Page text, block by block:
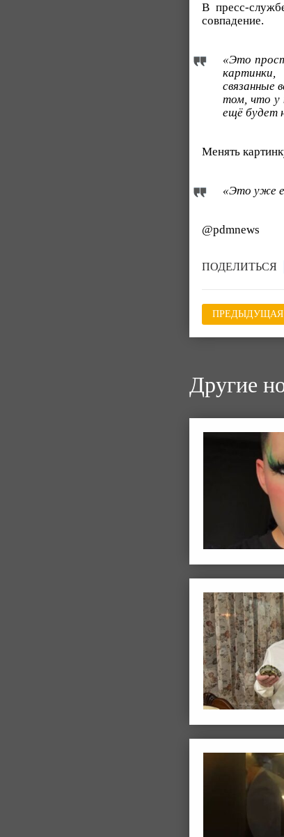
В пресс-
совпадение.
«Это
связанные
том, что у
ещё будет
Менять
«Это уже
@pdmnews
ПОДЕЛИТЬСЯ
ПРЕДЫДУЩАЯ
Другие